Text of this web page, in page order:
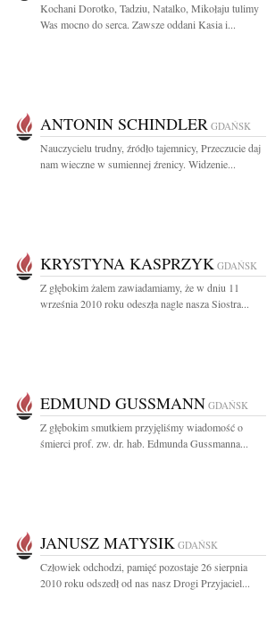
Kochani Dorotko, Tadziu, Natalko, Mikołaju tulimy
Was mocno do serca. Zawsze oddani Kasia i...
ANTONIN SCHINDLER GDAŃSK
Nauczycielu trudny, źródło tajemnicy, Przeczucie daj
nam wieczne w sumiennej źrenicy. Widzenie...
KRYSTYNA KASPRZYK GDAŃSK
Z głębokim żalem zawiadamiamy, że w dniu 11
września 2010 roku odeszła nagle nasza Siostra...
EDMUND GUSSMANN GDAŃSK
Z głębokim smutkiem przyjęliśmy wiadomość o
śmierci prof. zw. dr. hab. Edmunda Gussmanna...
JANUSZ MATYSIK GDAŃSK
Człowiek odchodzi, pamięć pozostaje 26 sierpnia
2010 roku odszedł od nas nasz Drogi Przyjaciel...